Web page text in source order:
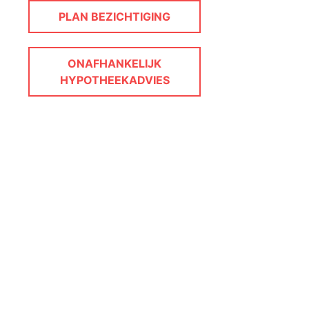
PLAN BEZICHTIGING
ONAFHANKELIJK
HYPOTHEEKADVIES